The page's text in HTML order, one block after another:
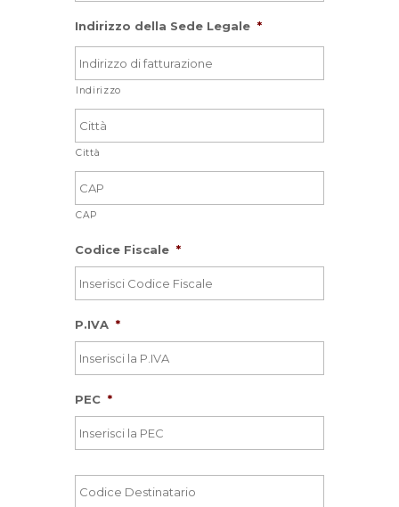
Indirizzo della Sede Legale *
Indirizzo
Città
CAP
Codice Fiscale *
P.IVA *
PEC *
Destinatario